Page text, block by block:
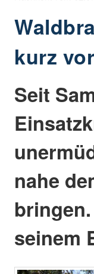
kurz
Seit
nahe
seinem